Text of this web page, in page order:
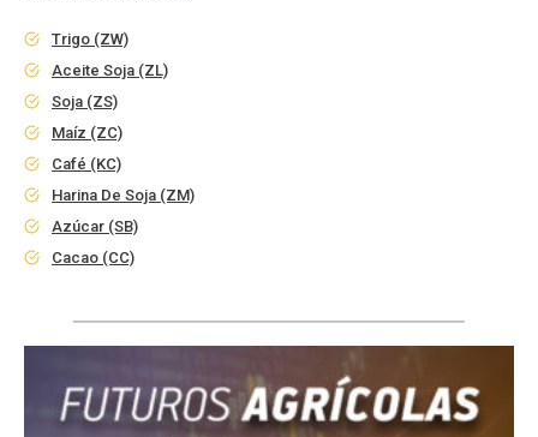
Trigo (ZW)
Aceite Soja (ZL)
Soja (ZS)
Maíz (ZC)
Café (KC)
Harina De Soja (ZM)
Azúcar (SB)
Cacao (CC)